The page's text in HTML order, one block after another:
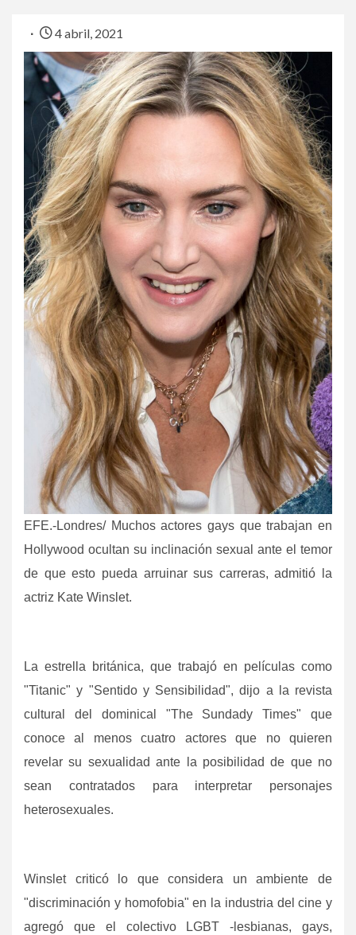
4 abril, 2021
EFE.-Londres/ Muchos actores gays que trabajan en
Hollywood ocultan su inclinación sexual ante el temor
de que esto pueda arruinar sus carreras, admitió la
actriz Kate Winslet.
La estrella británica, que trabajó en películas como
"Titanic" y "Sentido y Sensibilidad", dijo a la revista
cultural del dominical "The Sundady Times" que
conoce al menos cuatro actores que no quieren
revelar su sexualidad ante la posibilidad de que no
sean contratados para interpretar personajes
heterosexuales.
Winslet criticó lo que considera un ambiente de
"discriminación y homofobia" en la industria del cine y
agregó que el colectivo LGBT -lesbianas, gays,